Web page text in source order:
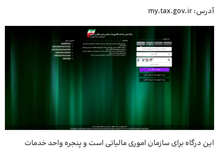
آدرس: my.tax.gov.ir
این درگاه برای سازمان اموری مالیاتی است و پنجره واحد خدمات